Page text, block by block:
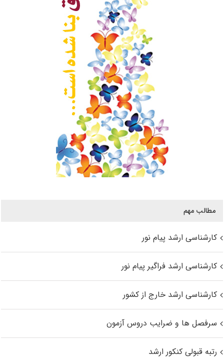
مطالب مهم
کارشناسی ارشد پیام نور
کارشناسی ارشد فراگیر پیام نور
کارشناسی ارشد خارج از کشور
سرفصل ها و ضرایب دروس آزمون
رتبه قبولی کنکور ارشد